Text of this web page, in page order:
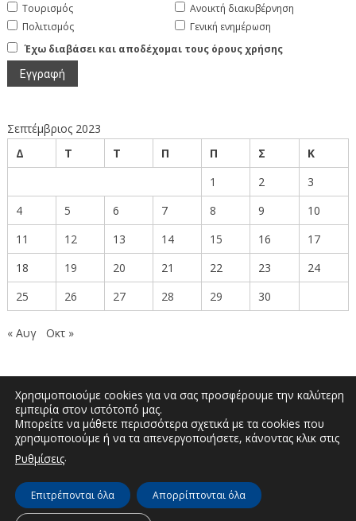
Τουρισμός
Πολιτισμός
Ανοικτή διακυβέρνηση
Γενική ενημέρωση
Έχω διαβάσει και αποδέχομαι τους όρους χρήσης
Σεπτέμβριος 2023
Δ
Τ Τ Π Π Σ
Κ
1
2
3
4
5 6 7 8 9
10
11
12 13 14 15 16
17
18
19 20 21 22 23
24
25
26 27 28 29 30
« Αυγ Οκτ »
Δημοκρατίας 27, Κοζάνη 50100 | Τηλέφωνο:
2461351590 | Email: info.kozani@pdm.gov.gr
© Διεύθυνση Διαφάνειας & Ηλεκτρονικής Διακυβέρνησης | Περιφερειακή
Χρησιμοποιούμε cookies για να σας προσφέρουμε την καλύτερη
εμπειρία στον ιστότοπό μας.
Μπορείτε να μάθετε περισσότερα σχετικά με τα cookies που
χρησιμοποιούμε ή να τα απενεργοποιήσετε, κάνοντας κλικ στις
Ρυθμίσεις.
Επιτρέπονται όλα Απορρίπτονται όλα